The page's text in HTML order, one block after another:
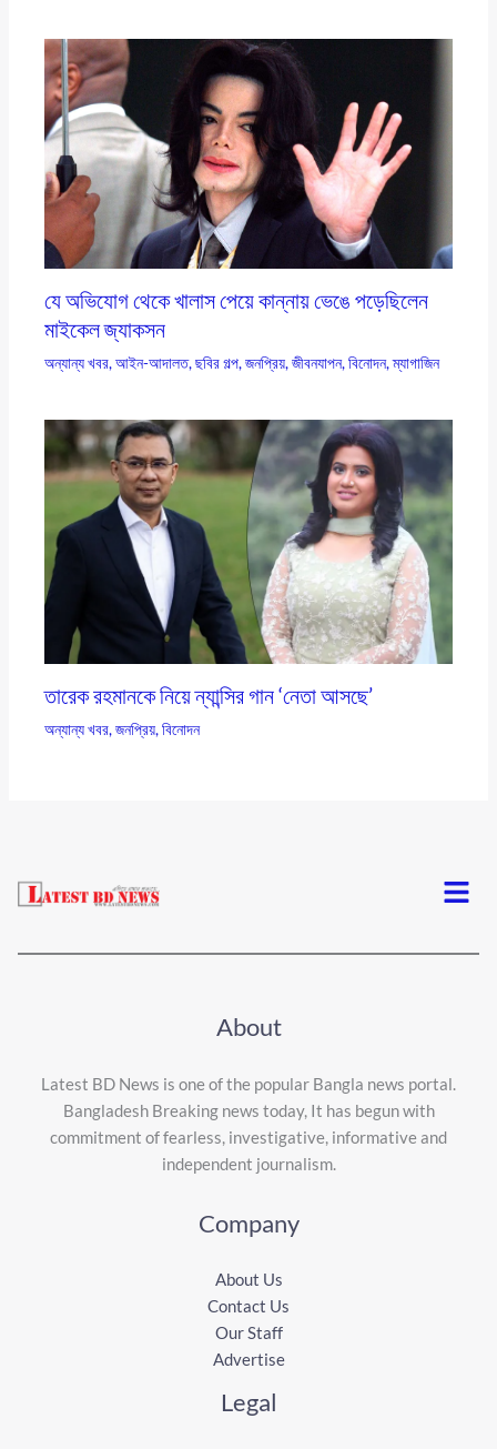
যে অভিযোগ থেকে খালাস পেয়ে কান্নায় ভেঙে পড়েছিলেন
মাইকেল জ্যাকসন
অন্যান্য খবর,আইন-আদালত,ছবির গল্প,জনপ্রিয়,জীবনযাপন,বিনোদন,ম্যাগাজিন
তারেক রহমানকে নিয়ে ন্যান্সির গান ‘নেতা আসছে’
অন্যান্য খবর,জনপ্রিয়,বিনোদন
Menu
About
Latest BD News is one of the popular Bangla news portal.
Bangladesh Breaking news today, It has begun with
commitment of fearless, investigative, informative and
independent journalism.
Company
About Us
Contact Us
Our Staff
Advertise
Legal